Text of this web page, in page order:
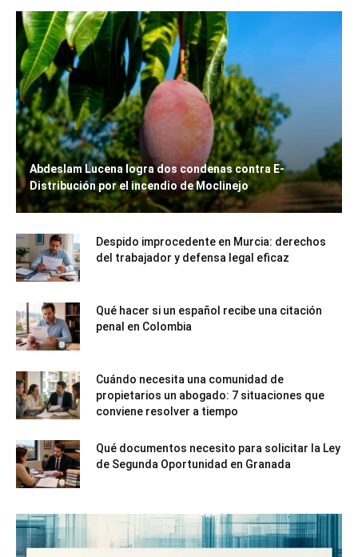
Abdeslam Lucena logra dos condenas contra E-
Distribución por el incendio de Moclinejo
Despido improcedente en Murcia: derechos
del trabajador y defensa legal eficaz
Qué hacer si un español recibe una citación
penal en Colombia
Cuándo necesita una comunidad de
propietarios un abogado: 7 situaciones que
conviene resolver a tiempo
Qué documentos necesito para solicitar la Ley
de Segunda Oportunidad en Granada